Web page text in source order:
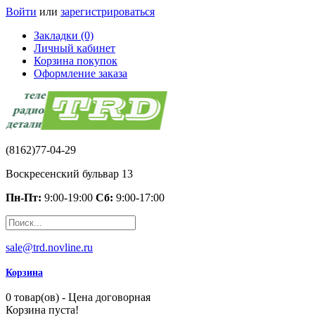
Войти или зарегистрироваться
Закладки (0)
Личный кабинет
Корзина покупок
Оформление заказа
(8162)77-04-29
Воскресенский бульвар 13
Пн-Пт: 9:00-19:00 Сб: 9:00-17:00
sale@trd.novline.ru
Корзина
0 товар(ов) - Цена договорная
Корзина пуста!